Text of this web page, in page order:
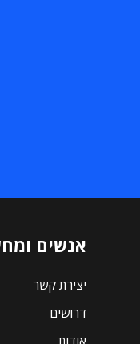
אנשים
יצירת קשר
דרושים